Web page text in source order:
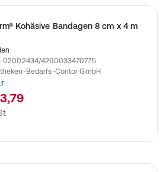
Kohäsive Bandagen 8 cm x 4 m
:02002434/4260033470775
Bedarfs-Contor GmbH
und prophylaktische Stütz- und